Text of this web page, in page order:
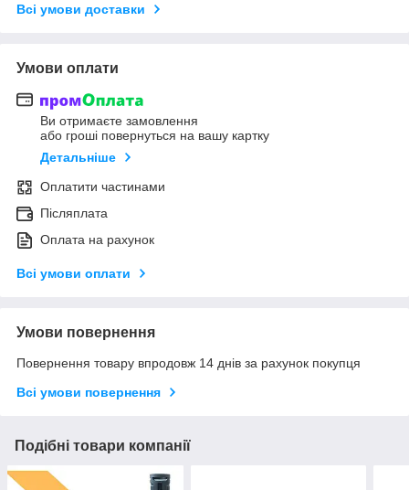
Всі умови доставки
Умови оплати
Ви отримаєте замовлення
або гроші повернуться на вашу картку
Детальніше
Оплатити частинами
Післяплата
Оплата на рахунок
Всі умови оплати
Умови повернення
Повернення товару впродовж 14 днів за рахунок покупця
Всі умови повернення
Подібні товари компанії